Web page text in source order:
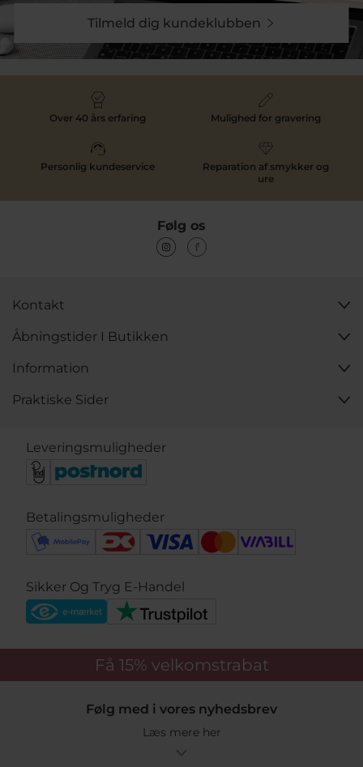
Tilmeld dig kundeklubben
Over 40 års erfaring Mulighed for gravering
Personlig kundeservice
Reparation af smykker og
ure
Følg os
Kontakt
Åbningstider I Butikken
Information
Praktiske Sider
Leveringsmuligheder
Betalingsmuligheder
Sikker Og Tryg E-Handel
Få 15% velkomstrabat
Følg med i vores nyhedsbrev
Læs mere her